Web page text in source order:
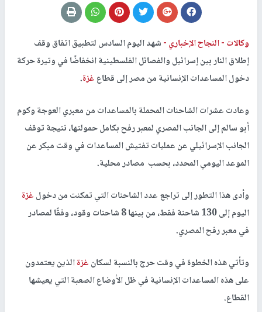
وكالات -النجاح الإخباري -شهد اليوم السادس لتطبيق اتفاق وقف
إطلاق النار بين إسرائيل والفصائل الفلسطينية انخفاضًا في وتيرة حركة
دخول المساعدات الإنسانية من مصر إلى قطاعغزة.
وعادت عشرات الشاحنات المحملة بالمساعدات من معبري العوجة وكوم
أبو سالم إلى الجانب المصري لمعبر رفح بكامل حمولتها، نتيجة توقف
الجانب الإسرائيلي عن عمليات تفتيش المساعدات في وقت مبكر عن
الموعد اليومي المحدد، بحسب مصادر محلية.
وأدى هذا التطور إلى تراجع عدد الشاحنات التي تمكنت من دخولغزة
اليوم إلى 130 شاحنة فقط، من بينها 8 شاحنات وقود، وفقًا لمصادر
في معبر رفح المصري.
وتأتي هذه الخطوة في وقت حرج بالنسبة لسكانغزةالذين يعتمدون
على هذه المساعدات الإنسانية في ظل الأوضاع الصعبة التي يعيشها
القطاع.